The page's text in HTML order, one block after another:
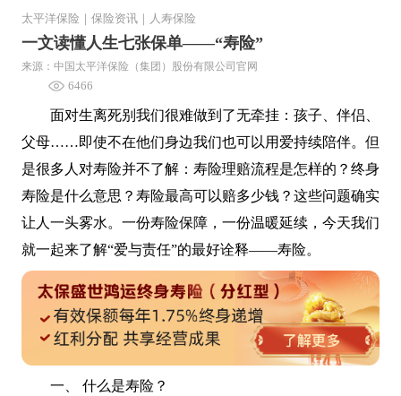
太平洋保险 保险资讯 人寿保险
一文读懂人生七张保单——“寿险”
来源：中国太平洋保险（集团）股份有限公司官网
6466
面对生离死别我们很难做到了无牵挂：孩子、伴侣、
父母……即使不在他们身边我们也可以用爱持续陪伴。但
是很多人对寿险并不了解：寿险理赔流程是怎样的？终身
寿险是什么意思？寿险最高可以赔多少钱？这些问题确实
让人一头雾水。一份寿险保障，一份温暖延续，今天我们
就一起来了解“爱与责任”的最好诠释——寿险。
一、 什么是寿险？